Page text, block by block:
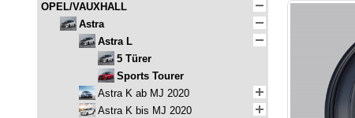
OPEL/VAUXHALL
Astra
Astra L
5 Türer
Sports Tourer
Astra K ab MJ 2020
Astra K bis MJ 2020